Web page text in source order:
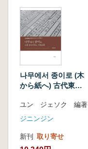
나무에서 종이로 (木
から紙へ) 古代東ア
ユン ジェソク 編著
ジニンジン
新刊 取り寄せ